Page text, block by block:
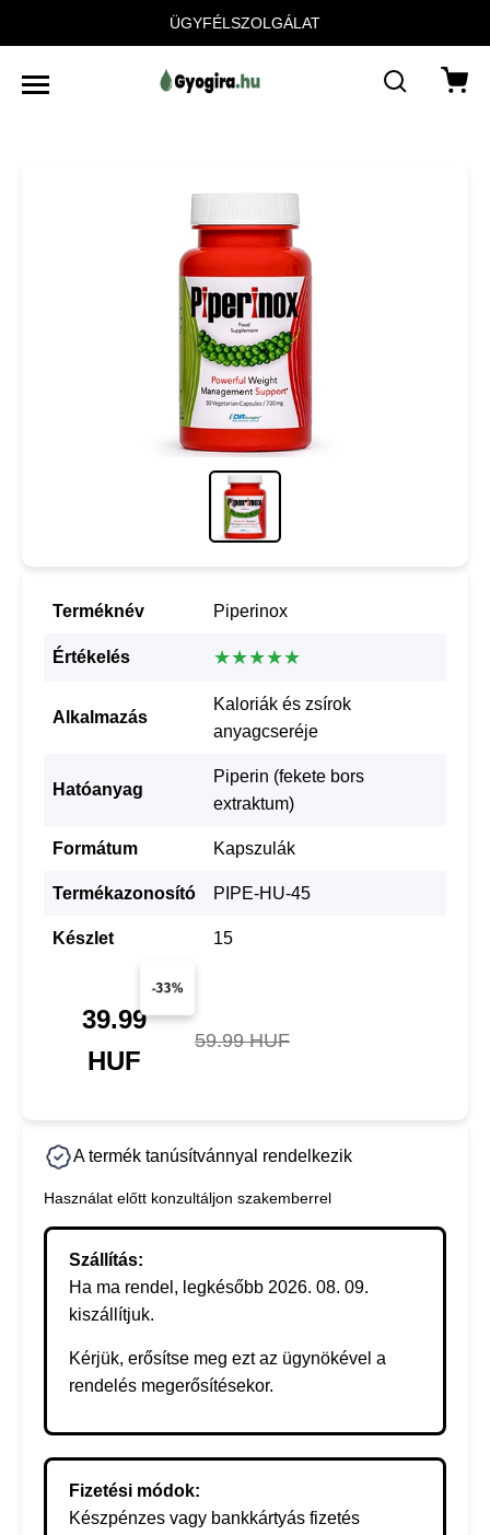
ÜGYFÉLSZOLGÁLAT
Terméknév Piperinox
Értékelés ★★★★★
Alkalmazás
Kaloriák és zsírok
anyagcseréje
Hatóanyag
Piperin (fekete bors
extraktum)
Formátum Kapszulák
Termékazonosító PIPE-HU-45
Készlet 15
-33%
39.99
HUF
59.99 HUF
A termék tanúsítvánnyal rendelkezik
Használat előtt konzultáljon szakemberrel
Szállítás:
Ha ma rendel, legkésőbb 2026. 08. 09.
kiszállítjuk.
Kérjük, erősítse meg ezt az ügynökével a
rendelés megerősítésekor.
Fizetési módok:
Készpénzes vagy bankkártyás fizetés